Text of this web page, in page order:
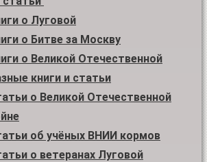
о Луговой
о Битве за Москву
о Великой Отечественной
книги и статьи
о Великой Отечественной
об учёных ВНИИ кормов
о ветеранах Луговой